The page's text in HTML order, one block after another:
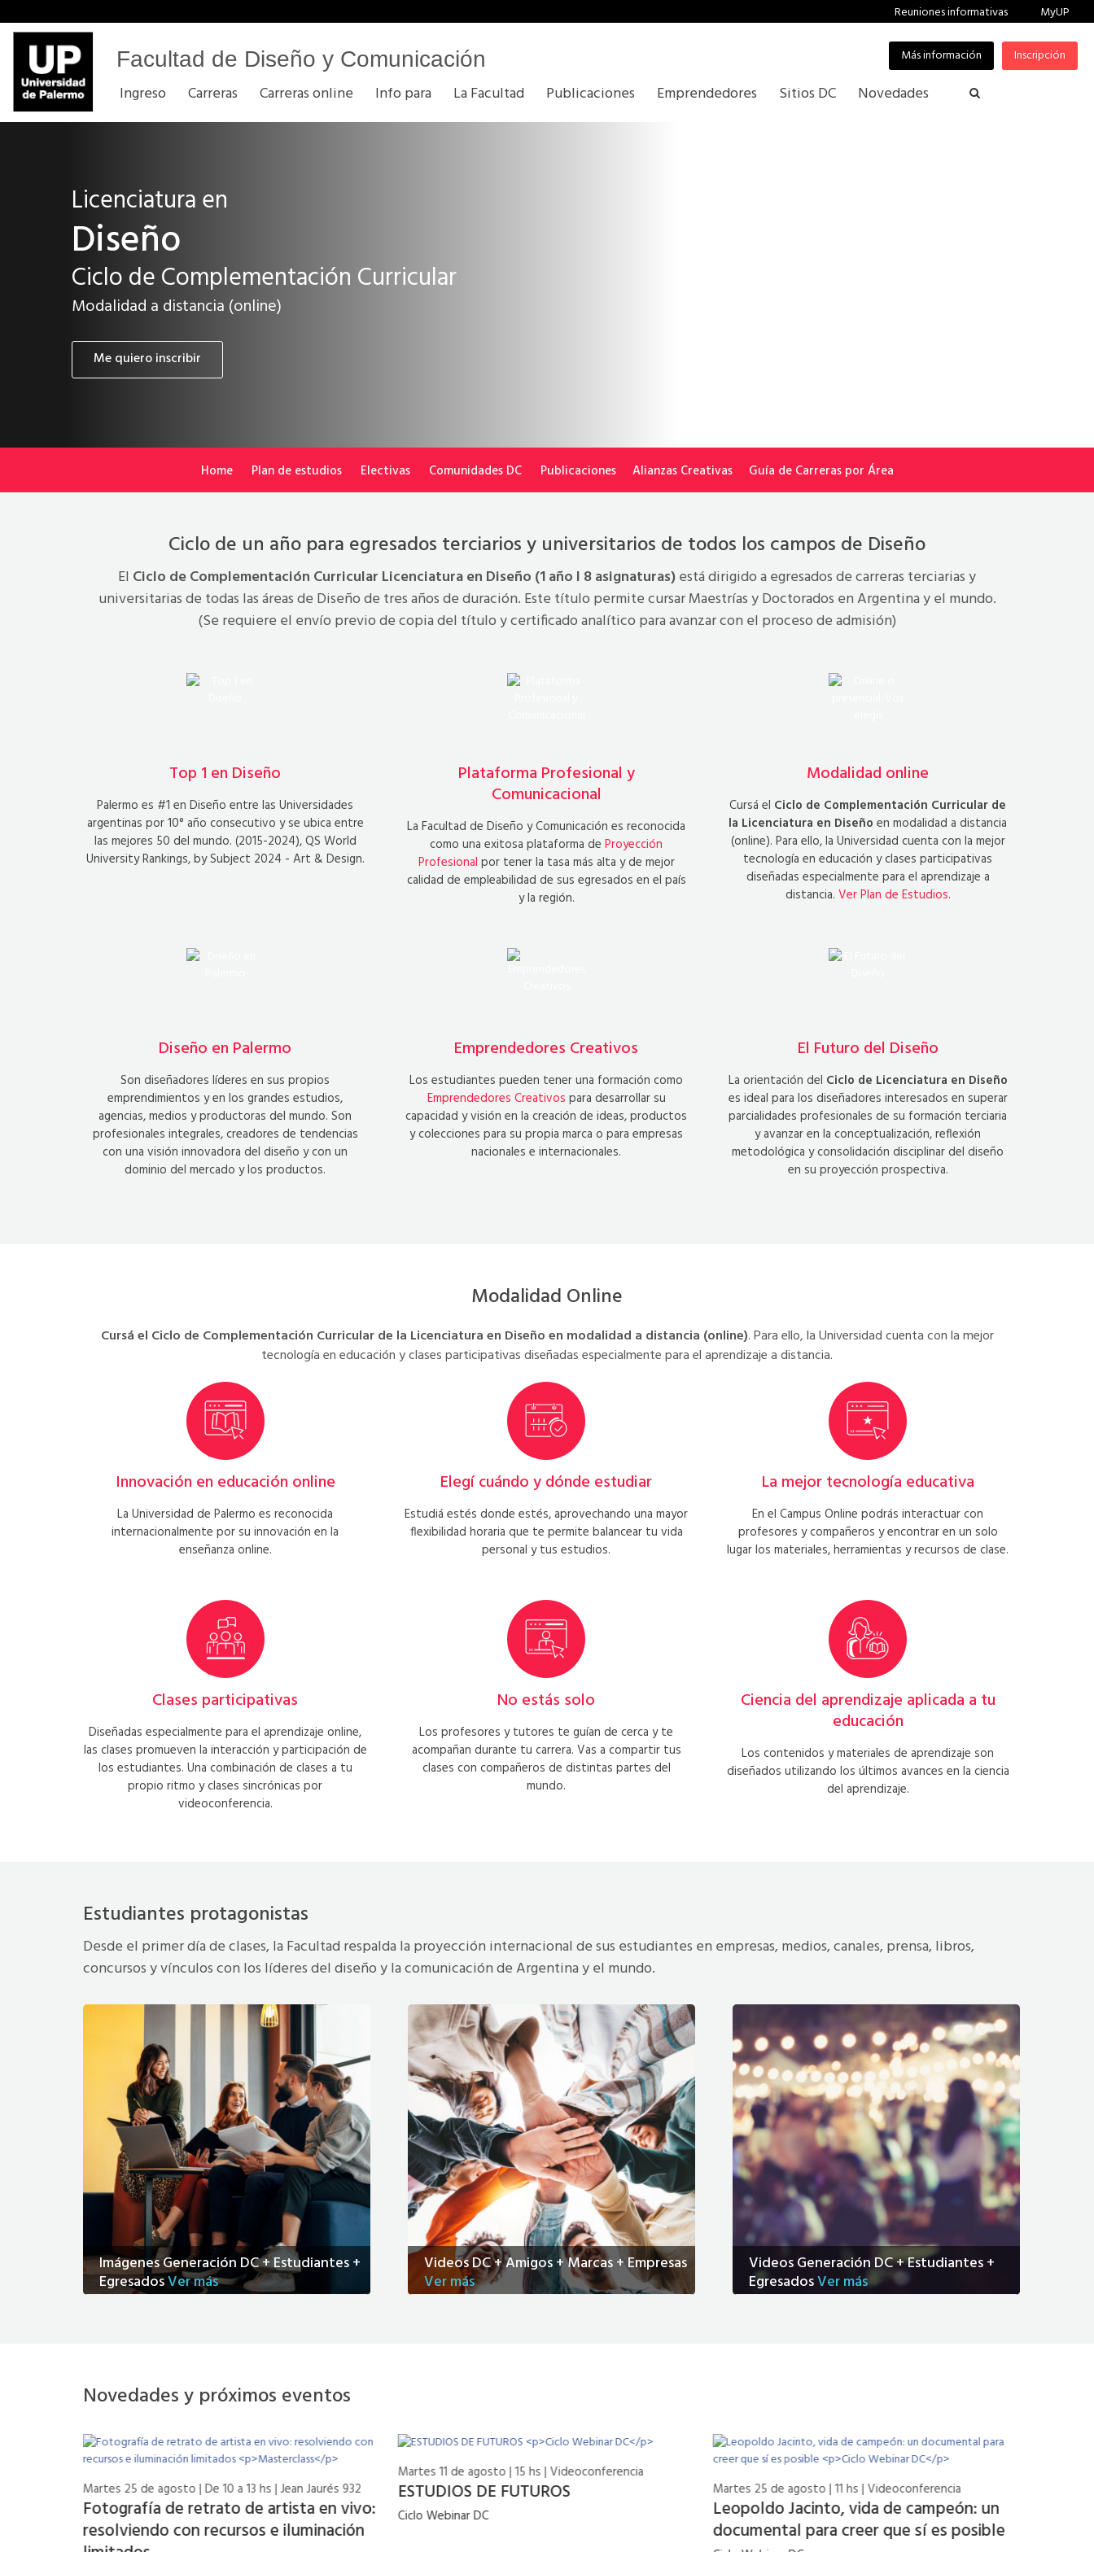
Reuniones informativas MyUP
Facultad de Diseño y Comunicación Inscripción
Más información
Ingreso Carreras Carreras online Info para La Facultad Publicaciones Emprendedores Sitios DC Novedades
Licenciatura en
Diseño
Ciclo de Complementación Curricular
Modalidad a distancia (online)
Me quiero inscribir
Home Plan de estudios Electivas Comunidades DC Publicaciones Alianzas Creativas Guía de Carreras por Área
Ciclo de un año para egresados terciarios y universitarios de todos los campos de Diseño
El Ciclo de Complementación Curricular Licenciatura en Diseño (1 año I 8 asignaturas)está dirigido a egresados de carreras terciarias y
universitarias de todas las áreas de Diseño de tres años de duración. Este título permite cursar Maestrías y Doctorados en Argentina y el mundo.
(Se requiere el envío previo de copia del título y certificado analítico para avanzar con el proceso de admisión)
Top 1 en Diseño
Palermo es #1 en Diseño entre las Universidades
argentinas por 10° año consecutivo y se ubica entre
las mejores 50 del mundo. (2015-2024), QS World
University Rankings, by Subject 2024 - Art & Design.
Plataforma Profesional y
Comunicacional
La Facultad de Diseño y Comunicación es reconocida
como una exitosa plataforma deProyección
Profesional por tener la tasa más alta y de mejor
calidad de empleabilidad de sus egresados en el país
y la región.
Modalidad online
Cursá el Ciclo de Complementación Curricular de
la Licenciatura en Diseño en modalidad a distancia
(online). Para ello, la Universidad cuenta con la mejor
tecnología en educación y clases participativas
diseñadas especialmente para el aprendizaje a
distancia. Ver Plan de Estudios.
Diseño en Palermo
Son diseñadores líderes en sus propios
emprendimientos y en los grandes estudios,
agencias, medios y productoras del mundo. Son
profesionales integrales, creadores de tendencias
con una visión innovadora del diseño y con un
dominio del mercado y los productos.
Emprendedores Creativos
Los estudiantes pueden tener una formación como
Emprendedores Creativos para desarrollar su
capacidad y visión en la creación de ideas, productos
y colecciones para su propia marca o para empresas
nacionales e internacionales.
El Futuro del Diseño
La orientación del Ciclo de Licenciatura en Diseño
es ideal para los diseñadores interesados en superar
parcialidades profesionales de su formación terciaria
y avanzar en la conceptualización, reflexión
metodológica y consolidación disciplinar del diseño
en su proyección prospectiva.
Modalidad Online
Cursá el Ciclo de Complementación Curricular de la Licenciatura en Diseño en modalidad a distancia (online). Para ello, la Universidad cuenta con la mejor
tecnología en educación y clases participativas diseñadas especialmente para el aprendizaje a distancia.
Innovación en educación online
La Universidad de Palermo es reconocida
internacionalmente por su innovación en la
enseñanza online.
Elegí cuándo y dónde estudiar
Estudiá estés donde estés, aprovechando una mayor
flexibilidad horaria que te permite balancear tu vida
personal y tus estudios.
La mejor tecnología educativa
En el Campus Online podrás interactuar con
profesores y compañeros y encontrar en un solo
lugar los materiales, herramientas y recursos de clase.
Clases participativas
Diseñadas especialmente para el aprendizaje online,
las clases promueven la interacción y participación de
los estudiantes. Una combinación de clases a tu
propio ritmo y clases sincrónicas por
videoconferencia.
No estás solo
Los profesores y tutores te guían de cerca y te
acompañan durante tu carrera. Vas a compartir tus
clases con compañeros de distintas partes del
mundo.
Ciencia del aprendizaje aplicada a tu
educación
Los contenidos y materiales de aprendizaje son
diseñados utilizando los últimos avances en la ciencia
del aprendizaje.
Estudiantes protagonistas
Desde el primer día de clases, la Facultad respalda la proyección internacional de sus estudiantes en empresas, medios, canales, prensa, libros,
concursos y vínculos con los líderes del diseño y la comunicación de Argentina y el mundo.
Imágenes Generación DC + Estudiantes +
EgresadosVer más
Videos DC + Amigos + Marcas + Empresas
Ver más
Videos Generación DC + Estudiantes +
EgresadosVer más
Novedades y próximos eventos
Martes 25 de agosto | De 10 a 13 hs | Jean Jaurés 932
Fotografía de retrato de artista en vivo:
resolviendo con recursos e iluminación
Martes 11 de agosto | 15 hs | Videoconferencia
ESTUDIOS DE FUTUROS
Ciclo Webinar DC
Martes 25 de agosto | 11 hs | Videoconferencia
Leopoldo Jacinto, vida de campeón: un
documental para creer que sí es posible